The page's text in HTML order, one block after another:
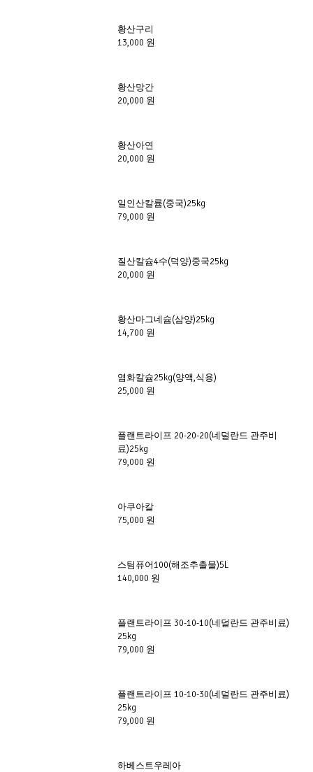
황산구리
13,000 원
황산망간
20,000 원
황산아연
20,000 원
일인산칼륨(중국)25kg
79,000 원
질산칼슘4수(덕양)중국25kg
20,000 원
황산마그네슘(삼양)25kg
14,700 원
염화칼슘25kg(양액,식용)
25,000 원
플랜트라이프 20-20-20(네덜란드 관주비
료)25kg
79,000 원
아쿠아칼
75,000 원
스팀퓨어100(해조추출물)5L
140,000 원
플랜트라이프 30-10-10(네덜란드 관주비료)
25kg
79,000 원
플랜트라이프 10-10-30(네덜란드 관주비료)
25kg
79,000 원
하베스트우레아